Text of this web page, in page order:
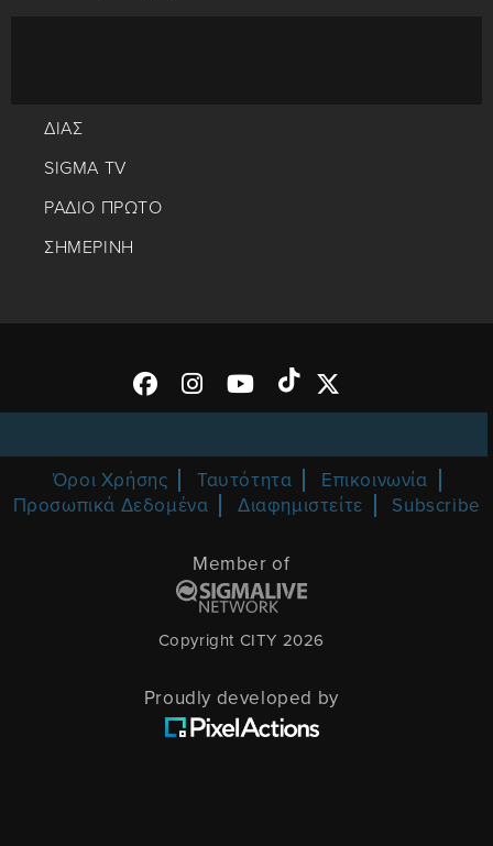
ΔΙΑΣ
SIGMA TV
ΡΑΔΙΟ ΠΡΩΤΟ
ΣΗΜΕΡΙΝΗ
Όροι Χρήσης Ταυτότητα
Επικοινωνία
Προσωπικά Δεδομένα
Διαφημιστείτε Subscribe
Member of
Copyright CITY 2026
Proudly developed by